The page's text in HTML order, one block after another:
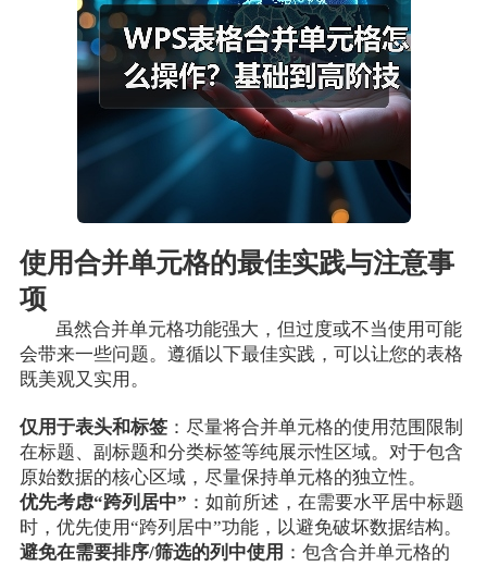
使用合并单元格的最佳实践与注意事
项
虽然合并单元格功能强大，但过度或不当使用可能
会带来一些问题。遵循以下最佳实践，可以让您的表格
既美观又实用。
仅用于表头和标签：尽量将合并单元格的使用范围限制
在标题、副标题和分类标签等纯展示性区域。对于包含
原始数据的核心区域，尽量保持单元格的独立性。
优先考虑“跨列居中” ：如前所述，在需要水平居中标题
时，优先使用“跨列居中”功能，以避免破坏数据结构。
避免在需要排序/筛选的列中使用 ：包含合并单元格的